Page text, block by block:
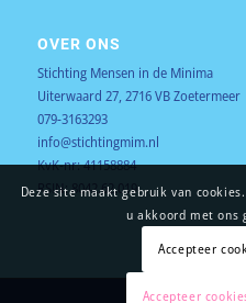
OVER ONS
Stichting Mensen in de Minima
Uiterwaard 27, 2716 VB Zoetermeer
079-3163293
info@stichtingmim.nl
KvK-nr: 41158884
RSIN: 8042.62.019
Deze site maakt gebruik van
u akkoord met ons
Accepteer
Accepteer